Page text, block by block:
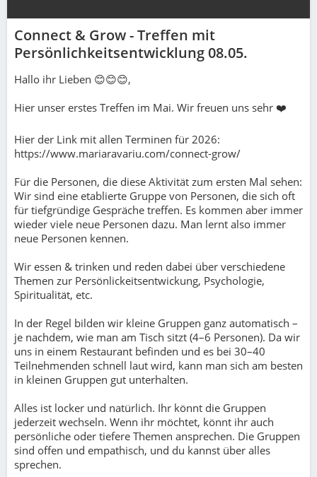
Connect & Grow - Treffen mit
Persönlichkeitsentwicklung 08.05.
Hallo ihr Lieben 😊😊😊,
Hier unser erstes Treffen im Mai. Wir freuen uns sehr ❤️
Hier der Link mit allen Terminen für 2026:
https://www.mariaravariu.com/connect-grow/
Für die Personen, die diese Aktivität zum ersten Mal sehen:
Wir sind eine etablierte Gruppe von Personen, die sich oft
für tiefgründige Gespräche treffen. Es kommen aber immer
wieder viele neue Personen dazu. Man lernt also immer
neue Personen kennen.
Wir essen & trinken und reden dabei über verschiedene
Themen zur Persönlickeitsentwickung, Psychologie,
Spiritualität, etc.
In der Regel bilden wir kleine Gruppen ganz automatisch –
je nachdem, wie man am Tisch sitzt (4–6 Personen). Da wir
uns in einem Restaurant befinden und es bei 30–40
Teilnehmenden schnell laut wird, kann man sich am besten
in kleinen Gruppen gut unterhalten.
Alles ist locker und natürlich. Ihr könnt die Gruppen
jederzeit wechseln. Wenn ihr möchtet, könnt ihr auch
persönliche oder tiefere Themen ansprechen. Die Gruppen
sind offen und empathisch, und du kannst über alles
sprechen.